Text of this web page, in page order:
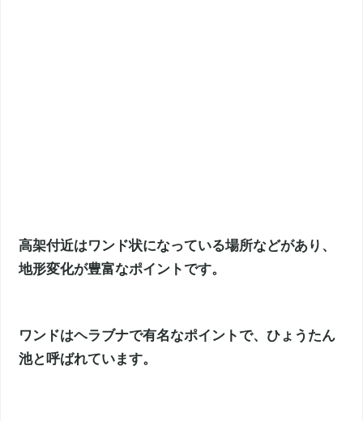
高架付近はワンド状になっている場所などがあり、
地形変化が豊富なポイントです。
ワンドはヘラブナで有名なポイントで、ひょうたん
池と呼ばれています。